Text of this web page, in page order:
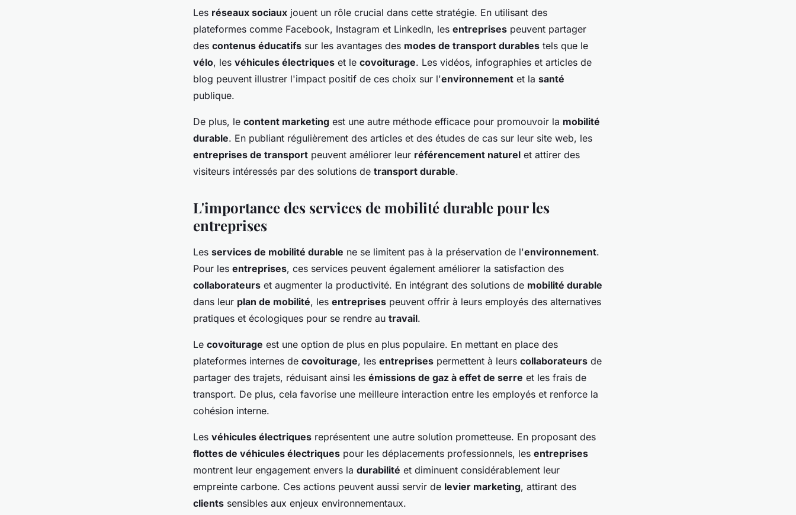
Les réseaux sociaux jouent un rôle crucial dans cette stratégie. En utilisant des
plateformes comme Facebook, Instagram et LinkedIn, les entreprises peuvent partager
des contenus éducatifs sur les avantages des modes de transport durables tels que le
vélo, les véhicules électriques et le covoiturage. Les vidéos, infographies et articles de
blog peuvent illustrer l'impact positif de ces choix sur l'environnement et la santé
publique.
De plus, le content marketing est une autre méthode efficace pour promouvoir la mobilité
durable. En publiant régulièrement des articles et des études de cas sur leur site web, les
entreprises de transport peuvent améliorer leur référencement naturel et attirer des
visiteurs intéressés par des solutions de transport durable.
L'importance des services de mobilité durable pour les
entreprises
Les services de mobilité durable ne se limitent pas à la préservation de l'environnement.
Pour les entreprises, ces services peuvent également améliorer la satisfaction des
collaborateurs et augmenter la productivité. En intégrant des solutions de mobilité durable
dans leur plan de mobilité, les entreprises peuvent offrir à leurs employés des alternatives
pratiques et écologiques pour se rendre au travail.
Le covoiturage est une option de plus en plus populaire. En mettant en place des
plateformes internes de covoiturage, les entreprises permettent à leurs collaborateurs de
partager des trajets, réduisant ainsi les émissions de gaz à effet de serre et les frais de
transport. De plus, cela favorise une meilleure interaction entre les employés et renforce la
cohésion interne.
Les véhicules électriques représentent une autre solution prometteuse. En proposant des
flottes de véhicules électriques pour les déplacements professionnels, les entreprises
montrent leur engagement envers la durabilité et diminuent considérablement leur
empreinte carbone. Ces actions peuvent aussi servir de levier marketing, attirant des
clients sensibles aux enjeux environnementaux.